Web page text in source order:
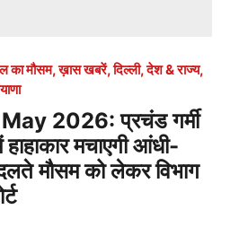
का मौसम,ख़ास खबरें,दिल्ली,देश & राज्य,
2026: प्रचंड गर्मी
मचाएगी आंधी-
मौसम को लेकर विभाग